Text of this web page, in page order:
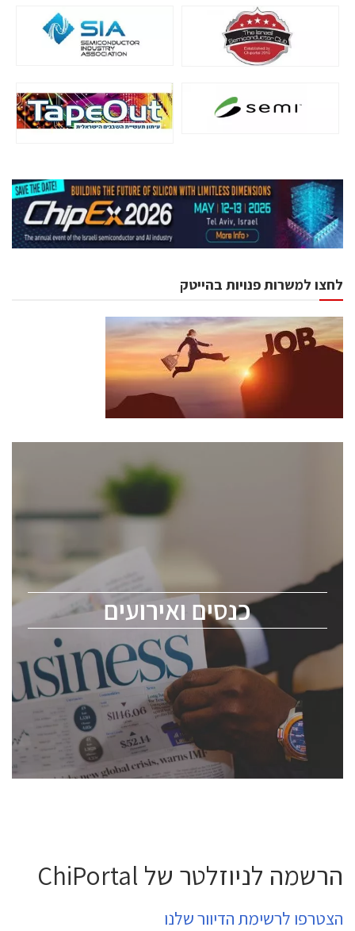
לחצו למשרות פנויות בהייטק
כנסים ואירועים
כנסים ואירועים
לכל העוסקים בתעשיית הסמיקונדקטור כולל מהנדסים,
ChipEx2026 will be held on May 12-13, 2026. The
conference is intended for everyone involved in the
semiconductor industry, including engineers,
professional experts, and senior executives.
לחץ לפרטים
הרשמה לניוזלטר של ChiPortal
הצטרפו לרשימת הדיוור שלנו